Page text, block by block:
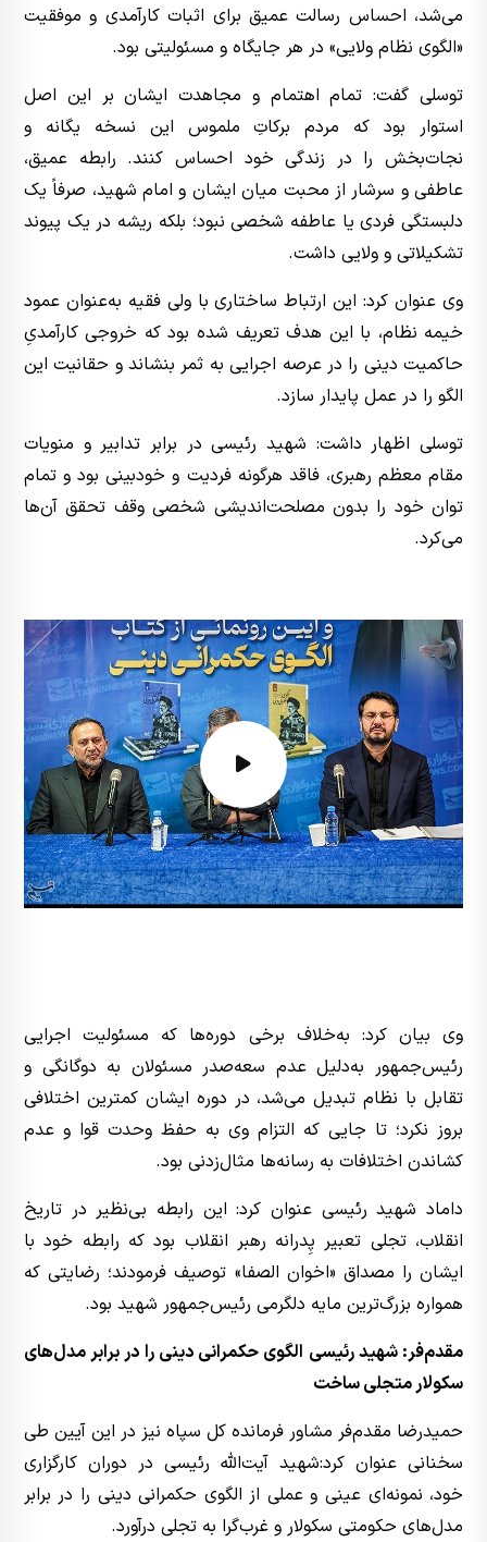
می‌شد، احساس رسالت عمیق برای اثبات کارآمدی و موفقیت
«الگوی نظام ولایی» در هر جایگاه و مسئولیتی بود.
توسلی گفت: تمام اهتمام و مجاهدت ایشان بر این اصل
استوار بود که مردم برکاتِ ملموس این نسخه یگانه و
نجات‌بخش را در زندگی خود احساس کنند. رابطه عمیق،
عاطفی و سرشار از محبت میان ایشان و امام شهید، صرفاً یک
دلبستگی فردی یا عاطفه شخصی نبود؛ بلکه ریشه در یک پیوند
تشکیلاتی و ولایی داشت.
وی عنوان کرد: این ارتباط ساختاری با ولی فقیه به‌عنوان عمود
خیمه نظام، با این هدف تعریف شده بود که خروجی کارآمدیِ
حاکمیت دینی را در عرصه اجرایی به ثمر بنشاند و حقانیت این
الگو را در عمل پایدار سازد.
توسلی اظهار داشت: شهید رئیسی در برابر تدابیر و منویات
مقام معظم رهبری، فاقد هرگونه فردیت و خودبینی بود و تمام
توان خود را بدون مصلحت‌اندیشی شخصی وقف تحقق آن‌ها
می‌کرد.
وی بیان کرد: به‌خلاف برخی دوره‌ها که مسئولیت اجرایی
رئیس‌جمهور به‌دلیل عدم سعه‌صدر مسئولان به دوگانگی و
تقابل با نظام تبدیل می‌شد، در دوره ایشان کمترین اختلافی
بروز نکرد؛ تا جایی که التزام وی به حفظ وحدت قوا و عدم
کشاندن اختلافات به رسانه‌ها مثال‌زدنی بود.
داماد شهید رئیسی عنوان کرد: این رابطه بی‌نظیر در تاریخ
انقلاب، تجلی تعبیر پِدرانه رهبر انقلاب بود که رابطه خود با
ایشان را مصداق «اخوان الصفا» توصیف فرمودند؛ رضایتی که
همواره بزرگ‌ترین مایه دلگرمی رئیس‌جمهور شهید بود.
مقدم‌فر: شهید رئیسی الگوی حکمرانی دینی را در برابر مدل‌های
سکولار متجلی ساخت
حمیدرضا مقدم‌فر مشاور فرمانده کل سپاه نیز در این آیین طی
سخنانی عنوان کرد:شهید آیت‌الله رئیسی در دوران کارگزاری
خود، نمونه‌ای عینی و عملی از الگوی حکمرانی دینی را در برابر
مدل‌های حکومتی سکولار و غرب‌گرا به تجلی درآورد.